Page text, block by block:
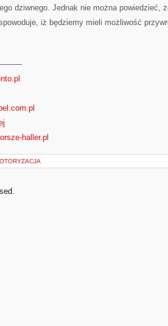
dziwnego. Jednak nie można powiedzieć,
iż będziemy mieli możliwość
haller.pl